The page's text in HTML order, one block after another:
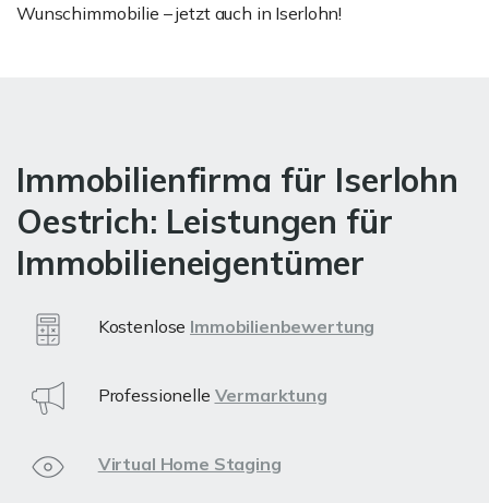
Wunschimmobilie – jetzt auch in Iserlohn!
Immobilienfirma für Iserlohn
Oestrich: Leistungen für
Immobilieneigentümer
Kostenlose Immobilienbewertung
Professionelle Vermarktung
Virtual Home Staging